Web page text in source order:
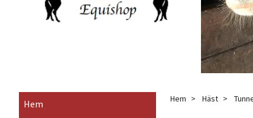
Hem Hem Häst